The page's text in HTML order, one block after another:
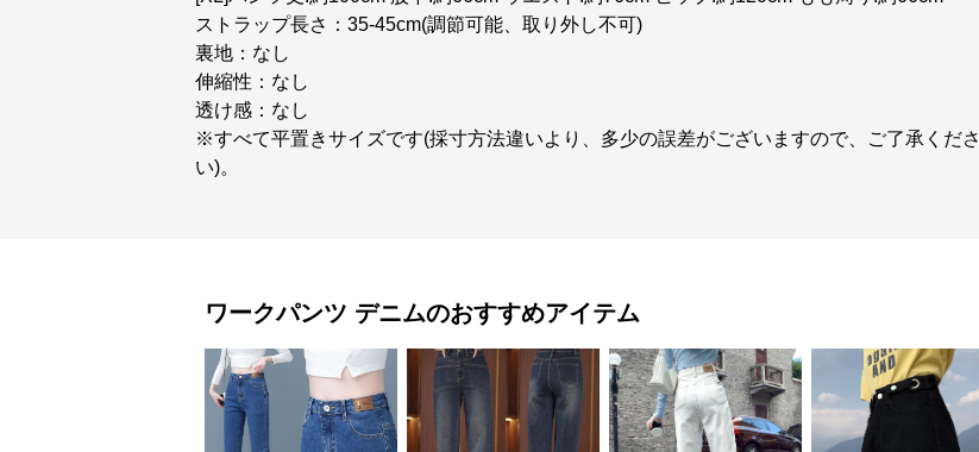
ストラップ長さ：35-45cm(調節可能、取り外し不可)
裏地：なし
伸縮性：なし
透け感：なし
※すべて平置きサイズです(採寸方法違いより、多少の誤差がございますので、ご了承くださ
い)。
ワークパンツ デニムのおすすめアイテム